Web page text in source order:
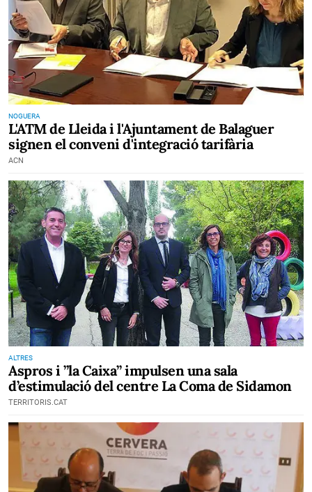
NOGUERA
L'ATM de Lleida i l'Ajuntament de Balaguer
signen el conveni d'integració tarifària
ACN
ALTRES
Aspros i ”la Caixa” impulsen una sala
d’estimulació del centre La Coma de Sidamon
TERRITORIS.CAT